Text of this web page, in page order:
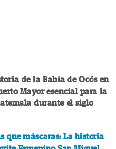
de la Bahía de Ocós en
Mayor esencial para la
durante el siglo
que máscaras: La historia